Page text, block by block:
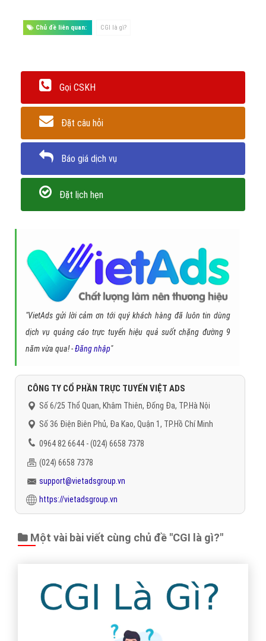
Chủ đề liên quan: CGI là gì?
Gọi CSKH
Đặt câu hỏi
Báo giá dịch vụ
Đặt lịch hẹn
"VietAds gửi lời cảm ơn tới quý khách hàng đã luôn tin dùng
dịch vụ quảng cáo trực tuyến hiệu quả suốt chặng đường 9
năm vừa qua! -Đăng nhập"
CÔNG TY CỔ PHẦN TRỰC TUYẾN VIỆT ADS
Số 6/25 Thổ Quan, Khâm Thiên, Đống Đa, TP.Hà Nội
Số 36 Điện Biên Phủ, Đa Kao, Quận 1, TP.Hồ Chí Minh
0964 82 6644 - (024) 6658 7378
(024) 6658 7378
support@vietadsgroup.vn
https://vietadsgroup.vn
Một vài bài viết cùng chủ đề "CGI là gì?"